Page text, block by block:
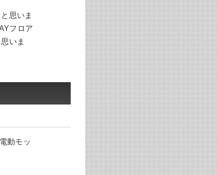
思いま
フロア
いま
動モッ